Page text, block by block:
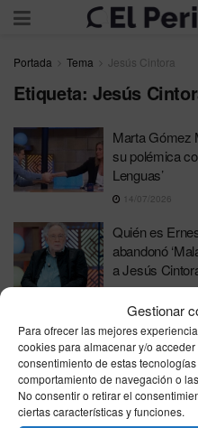
Gestionar
Para ofrecer las mejores
cookies para almacenar y/o
consentimiento de estas
comportamiento de navegación o
No consentir o retirar el
ciertas características y funciones.
Portada Tema Jesús Cintora
Etiqueta: Jesús
Marta Gómez
su polémica
Lenguas’
14/07/2026
Quién es
abandonó
a Jesús
Contacta Publicidad Aviso